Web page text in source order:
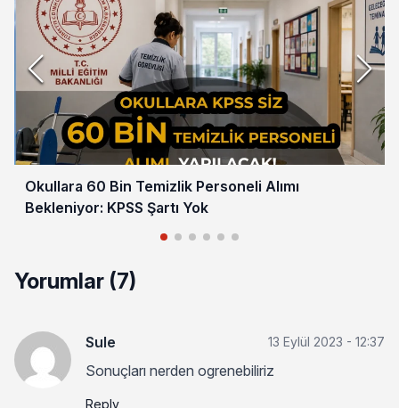
Okullara 60 Bin Temizlik Personeli Alımı
Bekleniyor: KPSS Şartı Yok
Yorumlar (7)
Sule 13 Eylül 2023 - 12:37
Sonuçları nerden ogrenebiliriz
Reply